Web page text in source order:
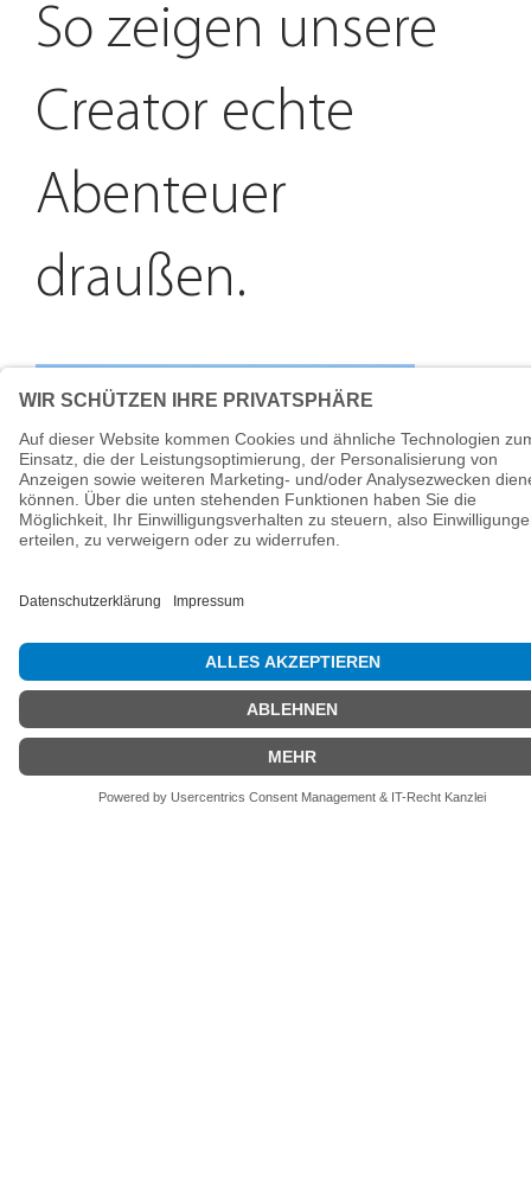
So zeigen unsere
Creator echte
Abenteuer
draußen.